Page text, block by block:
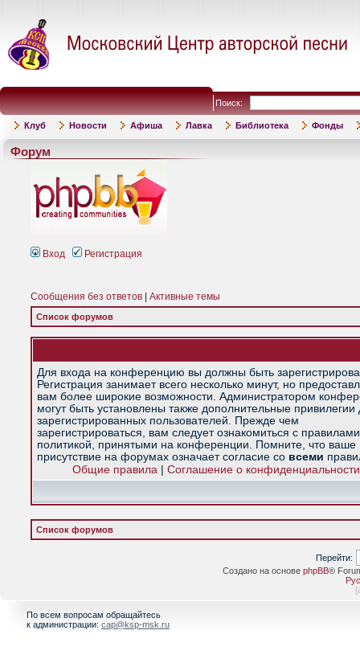
Поиск:
Клуб Новости Афиша Лавка Библиотека Фонды
Форум
Вход Регистрация
Сообщения без ответов Активные темы
Список форумов
Для входа на конференцию вы должны быть
Регистрация занимает всего несколько минут, но
вам более широкие возможности. Администратором
могут быть установлены также дополнительные привилегии
зарегистрированных пользователей. Прежде чем
зарегистрироваться, вам следует ознакомиться с
политикой, принятыми на конференции. Помните, что ваше
присутствие на форумах означает согласие со всеми
Общие правила| Соглашение о конфиденциальности
Список форумов
Перейти:
Создано на основе phpBB®
[
По всем вопросам обращайтесь
к администрации: cap@ksp-msk.ru